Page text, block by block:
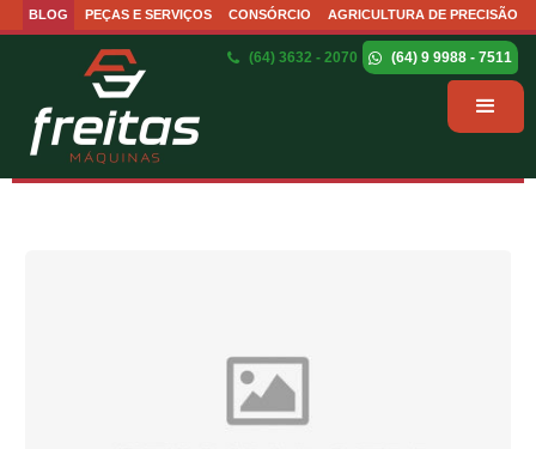
BLOG PEÇAS E SERVIÇOS CONSÓRCIO AGRICULTURA DE PRECISÃO
(64) 3632 - 2070 (64) 9 9988 - 7511